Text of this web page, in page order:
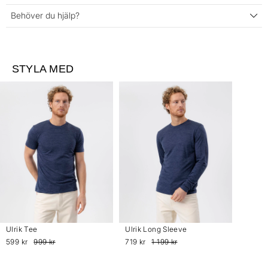
Behöver du hjälp?
STYLA MED
Ulrik Tee
599 kr
999 kr
Ulrik Long Sleeve
719 kr
1 199 kr